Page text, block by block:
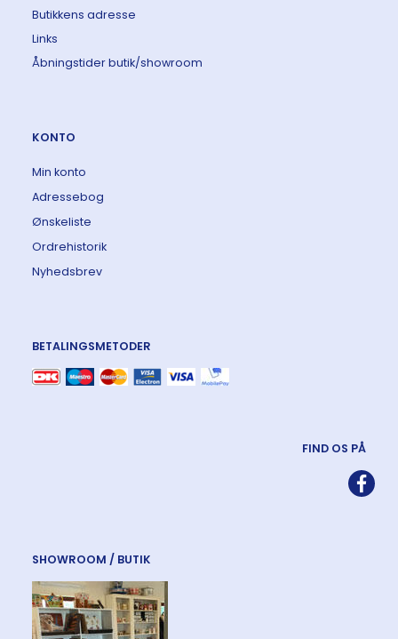
Butikkens adresse
Links
Åbningstider butik/showroom
KONTO
Min konto
Adressebog
Ønskeliste
Ordrehistorik
Nyhedsbrev
BETALINGSMETODER
FIND OS PÅ
SHOWROOM / BUTIK